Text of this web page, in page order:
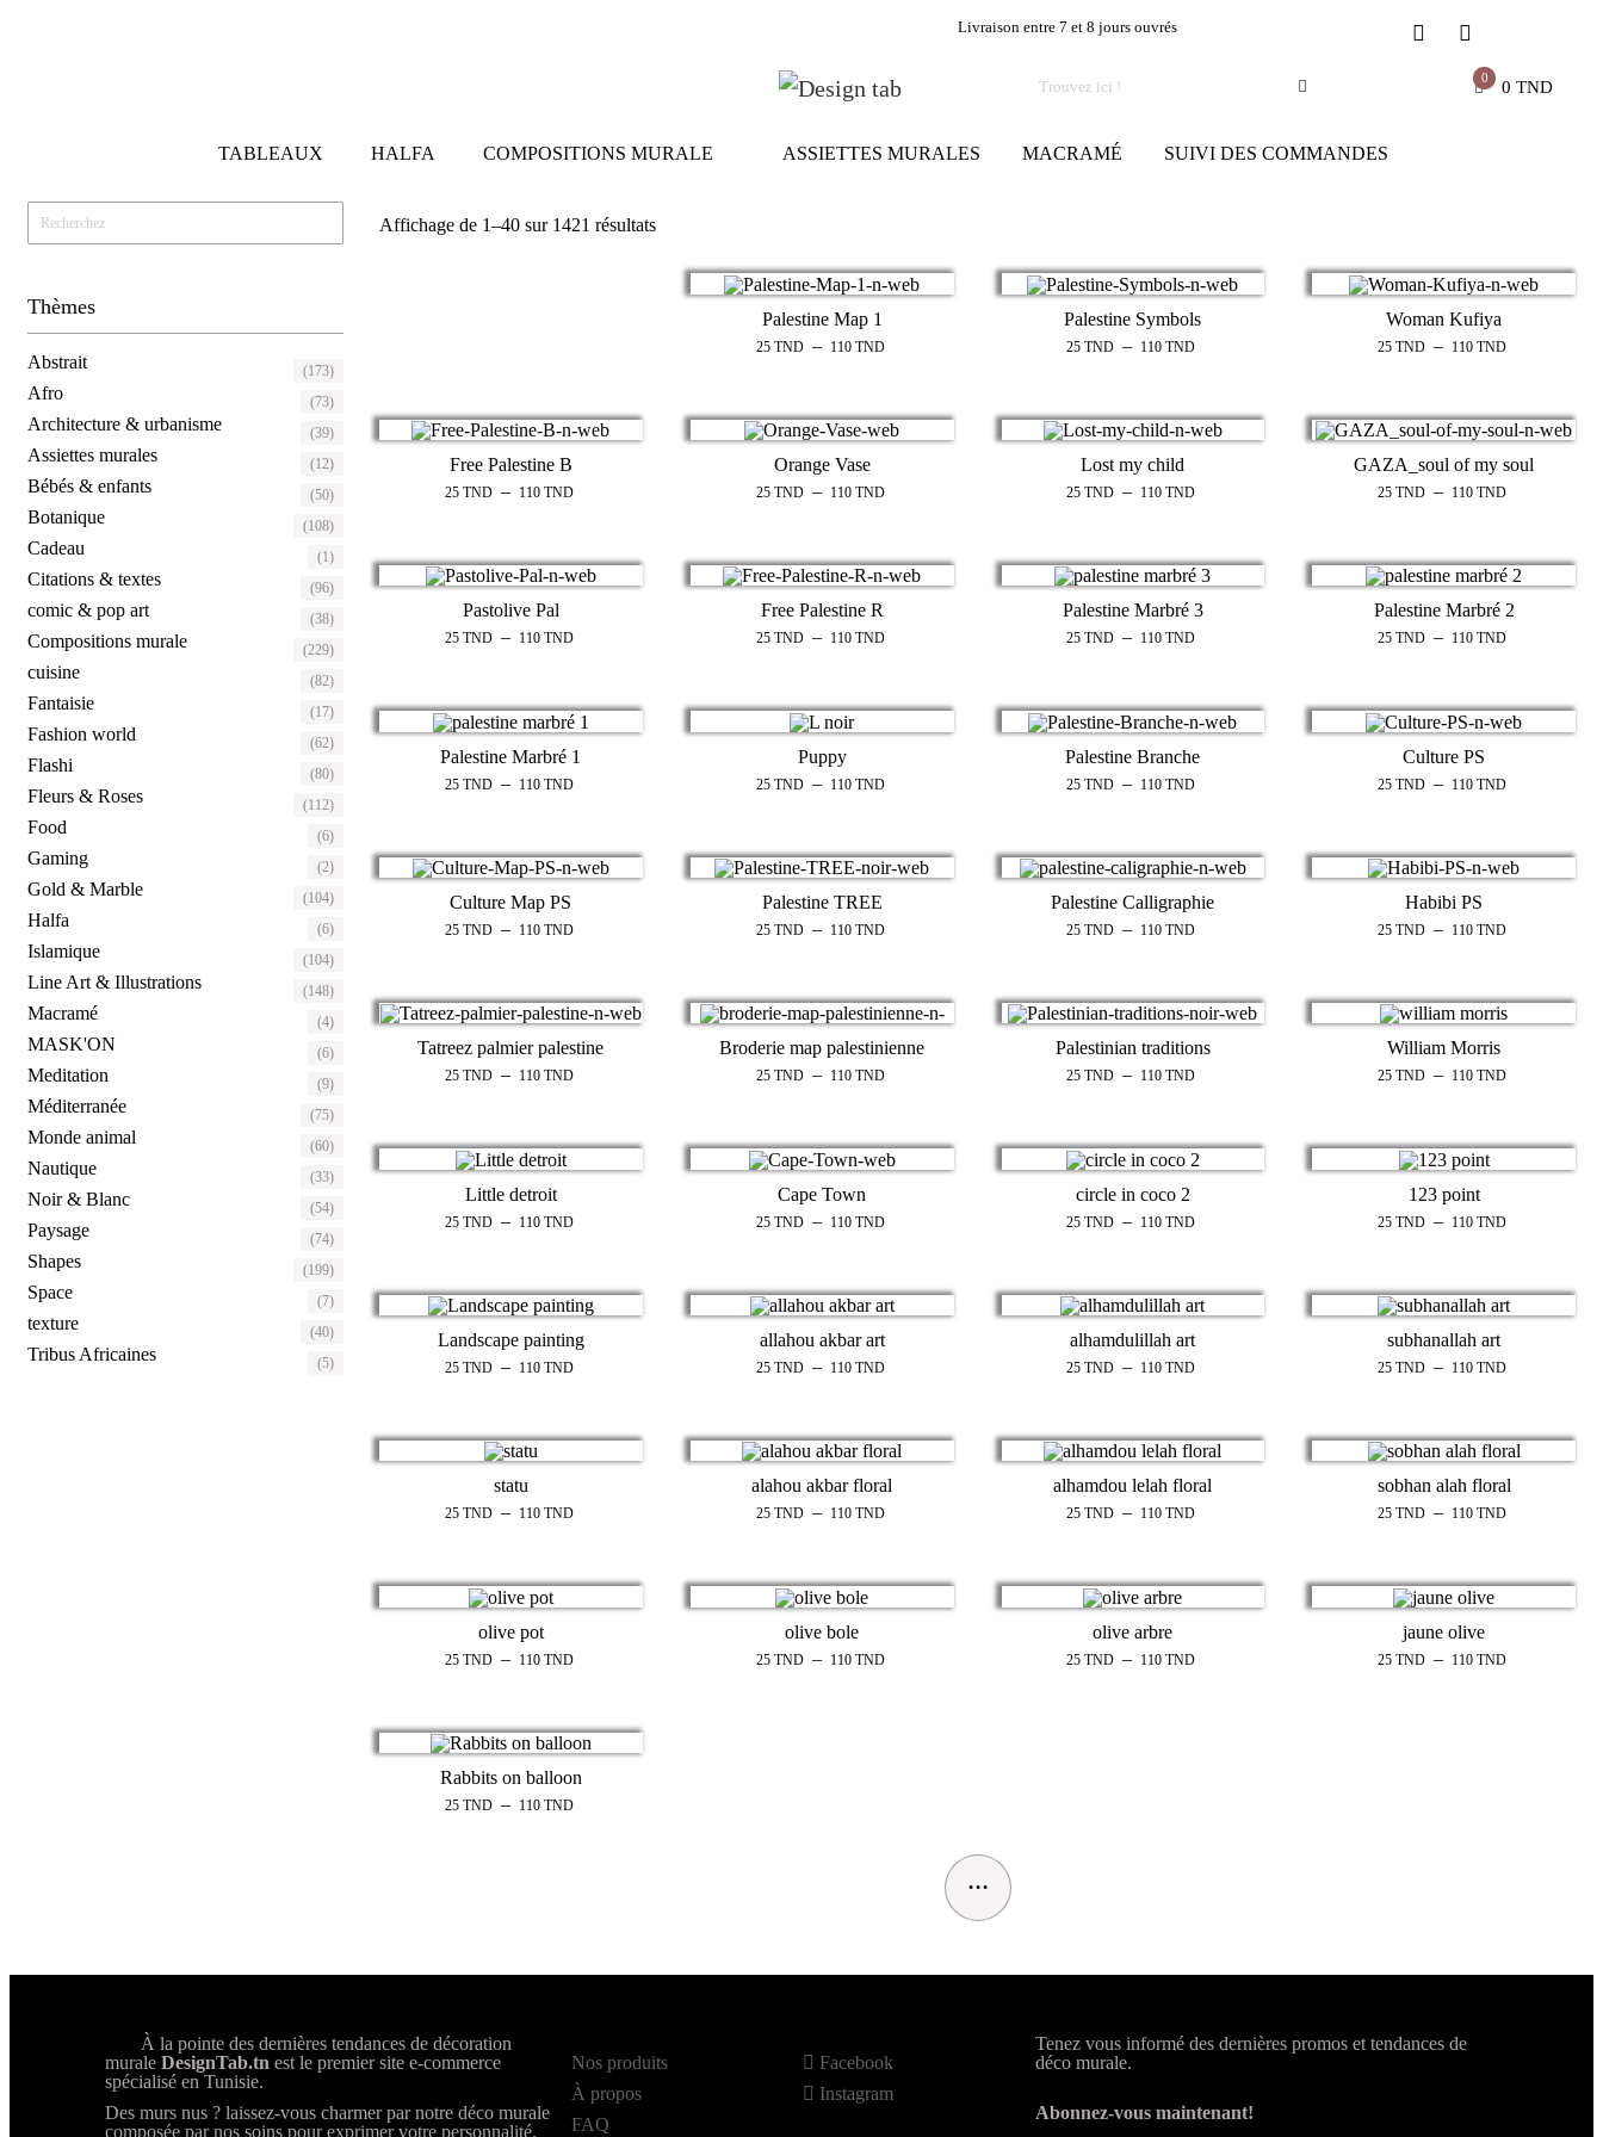
Livraison entre 7 et 8 jours ouvrés
0 0 TND
TABLEAUX HALFA COMPOSITIONS MURALE ASSIETTES MURALES MACRAMÉ SUIVI DES COMMANDES
Affichage de 1–40 sur 1421 résultats
Palestine Map 1
25 TND – 110 TND
Palestine Symbols
25TND – 110TND
Woman Kufiya
25TND – 110TND
Free Palestine B
25 TND – 110 TND
Orange Vase
25 TND – 110 TND
Lost my child
25TND – 110TND
GAZA_soul of my soul
25TND – 110TND
Pastolive Pal
25 TND – 110 TND
Free Palestine R
25 TND – 110 TND
Palestine Marbré 3
25TND – 110TND
Palestine Marbré 2
25TND – 110TND
Palestine Marbré 1
25 TND – 110 TND
Puppy
25 TND – 110 TND
Palestine Branche
25TND – 110TND
Culture PS
25TND – 110TND
Culture Map PS
25 TND – 110 TND
Palestine TREE
25 TND – 110 TND
Palestine Calligraphie
25TND – 110TND
Habibi PS
25TND – 110TND
Tatreez palmier palestine
25 TND – 110 TND
Broderie map palestinienne
25 TND – 110 TND
Palestinian traditions
25TND – 110TND
William Morris
25TND – 110TND
Little detroit
25 TND – 110 TND
Cape Town
25 TND – 110 TND
circle in coco 2
25TND – 110TND
123 point
25TND – 110TND
Landscape painting
25 TND – 110 TND
allahou akbar art
25 TND – 110 TND
alhamdulillah art
25TND – 110TND
subhanallah art
25TND – 110TND
statu
25 TND – 110 TND
alahou akbar floral
25 TND – 110 TND
alhamdou lelah floral
25TND – 110TND
sobhan alah floral
25TND – 110TND
olive pot
25 TND – 110 TND
olive bole
25 TND – 110 TND
olive arbre
25TND – 110TND
jaune olive
25TND – 110TND
Rabbits on balloon
25 TND – 110 TND
...
Thèmes
Abstrait (173)
Afro (73)
Architecture & urbanisme (39)
Assiettes murales (12)
Bébés & enfants (50)
Botanique (108)
Cadeau (1)
Citations & textes (96)
comic & pop art (38)
Compositions murale (229)
cuisine (82)
Fantaisie (17)
Fashion world (62)
Flashi (80)
Fleurs & Roses (112)
Food (6)
Gaming (2)
Gold & Marble (104)
Halfa (6)
Islamique (104)
Line Art & Illustrations (148)
Macramé (4)
MASK'ON (6)
Meditation (9)
Méditerranée (75)
Monde animal (60)
Nautique (33)
Noir & Blanc (54)
Paysage (74)
Shapes (199)
Space (7)
texture (40)
Tribus Africaines (5)
À la pointe des dernières tendances de décoration
murale DesignTab.tn est le premier site e-commerce
spécialisé en Tunisie.
Des murs nus ? laissez-vous charmer par notre déco murale
composée par nos soins pour exprimer votre personnalité.
Nos produits
À propos
FAQ
Facebook
Instagram
Tenez vous informé des dernières promos et tendances de
déco murale.
Abonnez-vous maintenant!